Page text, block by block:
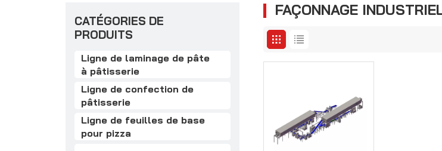
CATÉGORIES DE
PRODUITS
Ligne de laminage de pâte
à pâtisserie
Ligne de confection de
pâtisserie
Ligne de feuilles de base
pour pizza
FAÇONNAGE